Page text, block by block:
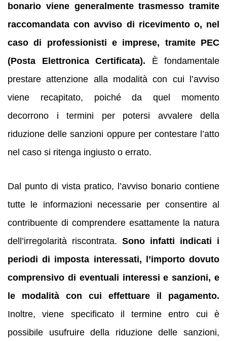
bonario viene generalmente trasmesso tramite
raccomandata con avviso di ricevimento o, nel
caso di professionisti e imprese, tramite PEC
(Posta Elettronica Certificata). È fondamentale
prestare attenzione alla modalità con cui l’avviso
viene recapitato, poiché da quel momento
decorrono i termini per potersi avvalere della
riduzione delle sanzioni oppure per contestare l’atto
nel caso si ritenga ingiusto o errato.
Dal punto di vista pratico, l’avviso bonario contiene
tutte le informazioni necessarie per consentire al
contribuente di comprendere esattamente la natura
dell’irregolarità riscontrata. Sono infatti indicati i
periodi di imposta interessati, l’importo dovuto
comprensivo di eventuali interessi e sanzioni, e
le modalità con cui effettuare il pagamento.
Inoltre, viene specificato il termine entro cui è
possibile usufruire della riduzione delle sanzioni,